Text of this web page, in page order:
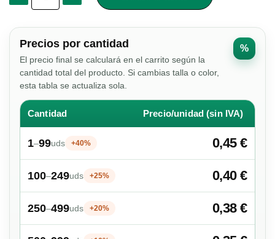
Precios por cantidad
El precio final se calculará en el carrito según la
cantidad total del producto. Si cambias talla o color,
esta tabla se actualiza sola.
%
Cantidad Precio/unidad (sin IVA)
1–99uds +40% 0,45 €
100–249uds +25% 0,40 €
250–499uds +20% 0,38 €